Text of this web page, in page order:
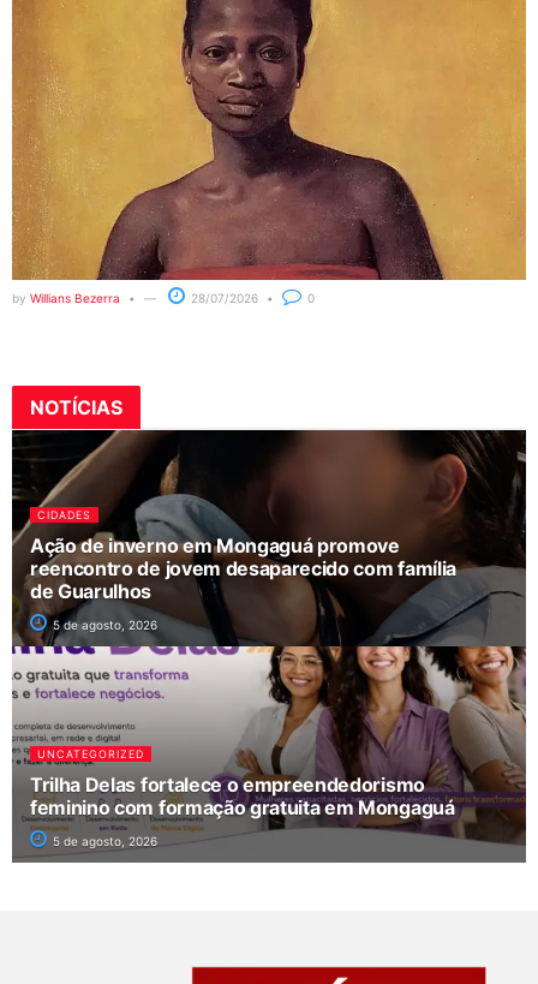
by Willians Bezerra 28/07/2026 0
NOTÍCIAS
CIDADES
Ação de inverno em Mongaguá promove
reencontro de jovem desaparecido com família
de Guarulhos
5 de agosto, 2026
UNCATEGORIZED
Trilha Delas fortalece o empreendedorismo
feminino com formação gratuita em Mongaguá
5 de agosto, 2026